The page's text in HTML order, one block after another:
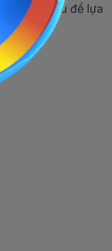
trang chủ để lựa